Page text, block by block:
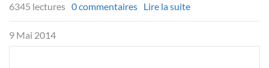
6345 lectures 0 commentaires Lire la suite
9 Mai 2014